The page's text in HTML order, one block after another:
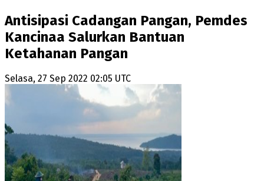
Antisipasi Cadangan Pangan, Pemdes
Kancinaa Salurkan Bantuan
Ketahanan Pangan
Selasa, 27 Sep 2022 02:05 UTC